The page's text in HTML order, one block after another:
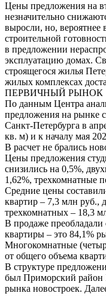
Цены предложения на
незначительно
выросли, но, вероятнее
строительной
в предложении
эксплуатацию домах.
строящегося жилья
жилых комплексах
ПЕРВИЧНЫЙ РЫНОК
По данным Центра
предложения на рынке
Санкт-Петербурга в
кв. м) и к началу мая
В расчет не брались
Цены предложения
снизились на 0,5%,
1,62%, трехкомнатные
Средние цены
квартир – 7,3 млн руб.,
трехкомнатных – 18,3
В продаже
квартиры – это 84,1%
Многокомнатные
от общего объема
В структуре
был Приморский район
рынка новостроек.